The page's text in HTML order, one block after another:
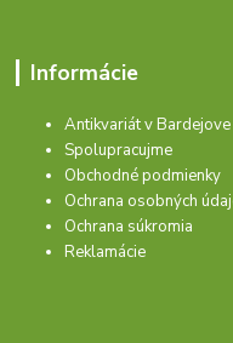
Informácie
Antikvariát v Bardejove
Spolupracujme
Obchodné podmienky
Ochrana osobných
Ochrana súkromia
Reklamácie